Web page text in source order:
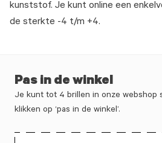
kunststof. Je kunt online een
de sterkte -4 t/m +4.
Pas in de winkel
Je kunt tot 4 brillen in onze webshop
klikken op ‘pas in de winkel’.